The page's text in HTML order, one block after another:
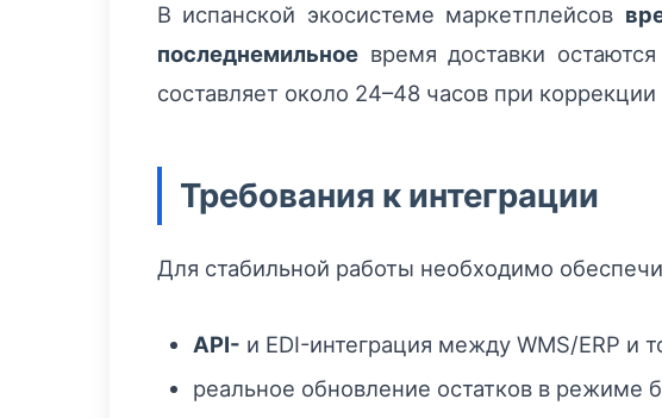
В испанской экосистеме маркетплейсов
последнемильное время доставки
составляет около 24–48 часов при
Требования к интеграции
Для стабильной работы необходимо
API- и EDI-интеграция между WMS/ERP и
реальное обновление остатков в режиме